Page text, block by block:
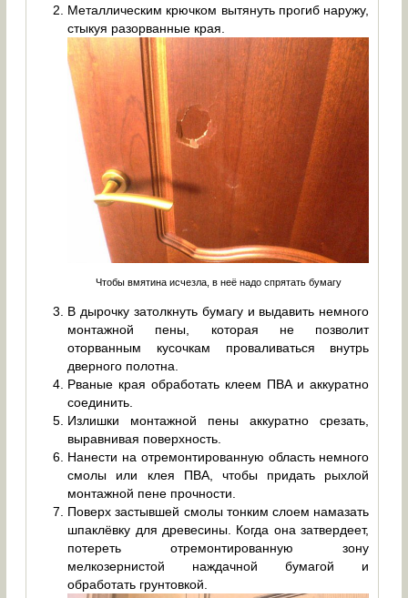
Металлическим крючком вытянуть прогиб наружу,
стыкуя разорванные края.
Чтобы вмятина исчезла, в неё надо спрятать бумагу
В дырочку затолкнуть бумагу и выдавить немного
монтажной пены, которая не позволит
оторванным кусочкам проваливаться внутрь
дверного полотна.
Рваные края обработать клеем ПВА и аккуратно
соединить.
Излишки монтажной пены аккуратно срезать,
выравнивая поверхность.
Нанести на отремонтированную область немного
смолы или клея ПВА, чтобы придать рыхлой
монтажной пене прочности.
Поверх застывшей смолы тонким слоем намазать
шпаклёвку для древесины. Когда она затвердеет,
потереть отремонтированную зону
мелкозернистой наждачной бумагой и
обработать грунтовкой.